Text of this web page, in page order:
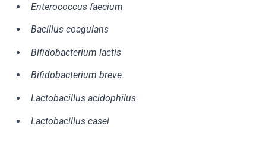
Enterococcus faecium
Bacillus coagulans
Bifidobacterium lactis
Bifidobacterium breve
Lactobacillus acidophilus
Lactobacillus casei